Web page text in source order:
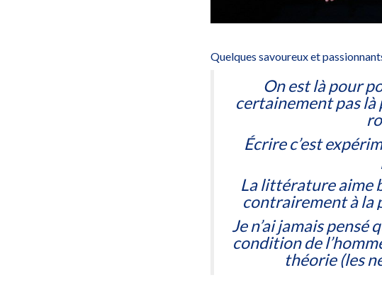
Quelques savoureux et
On est là pour
certainement pas là
Écrire c’est
La littérature aime
contrairement à la
Je n’ai jamais
condition de
théorie (les